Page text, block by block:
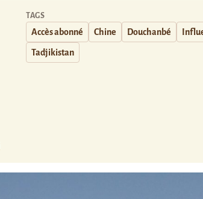
TAGS
Accès abonné Chine Douchanbé
Tadjikistan